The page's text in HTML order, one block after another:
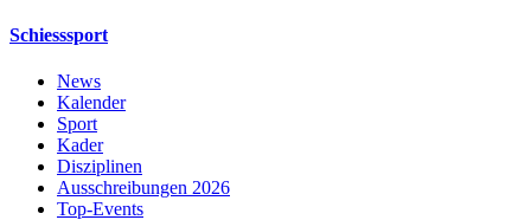
Schiesssport
News
Kalender
Sport
Kader
Disziplinen
Ausschreibungen 2026
Top-Events